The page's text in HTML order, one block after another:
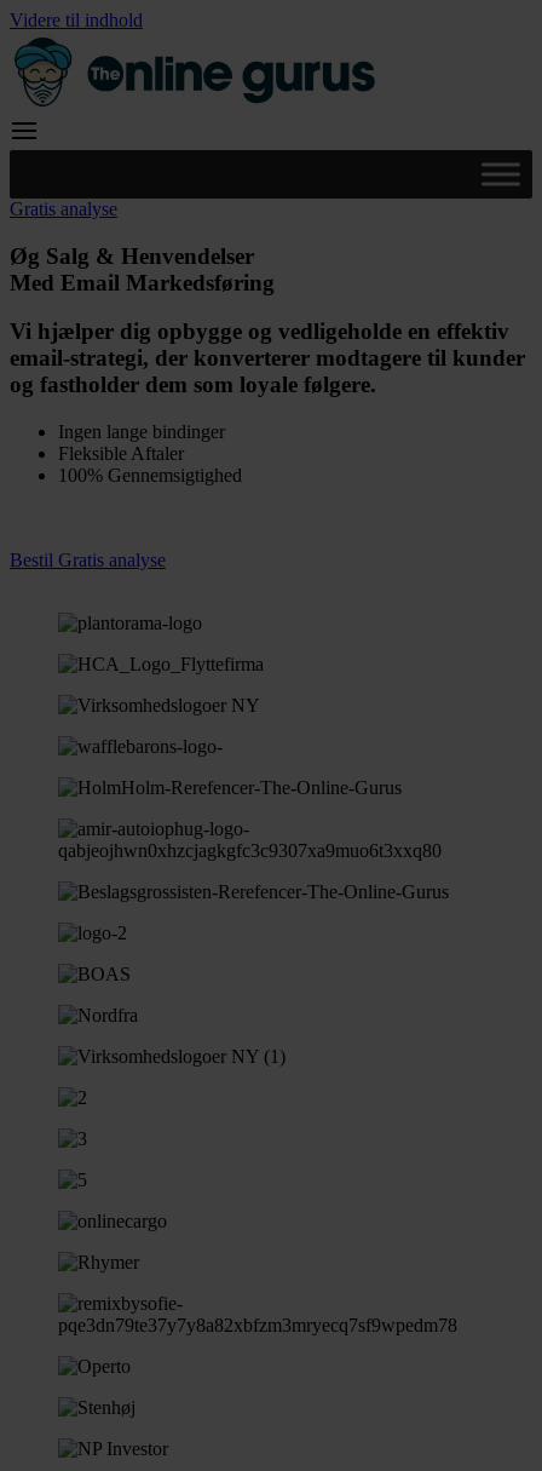
Videre til indhold
Gratis analyse
Øg Salg & Henvendelser
Med Email Markedsføring
Vi hjælper dig opbygge og vedligeholde en effektiv
email-strategi, der konverterer modtagere til kunder
og fastholder dem som loyale følgere.
Ingen lange bindinger
Fleksible Aftaler
100% Gennemsigtighed
Bestil Gratis analyse